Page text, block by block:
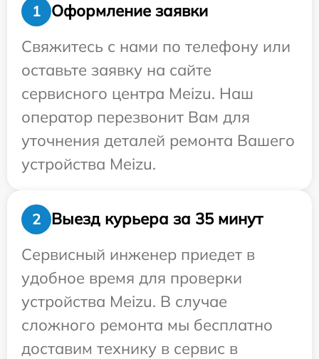
1
Оформление заявки
Свяжитесь с нами по телефону или
оставьте заявку на сайте
сервисного центра Meizu. Наш
оператор перезвонит Вам для
уточнения деталей ремонта Вашего
устройства Meizu.
2
Выезд курьера за 35 минут
Сервисный инженер приедет в
удобное время для проверки
устройства Meizu. В случае
сложного ремонта мы бесплатно
доставим технику в сервис в